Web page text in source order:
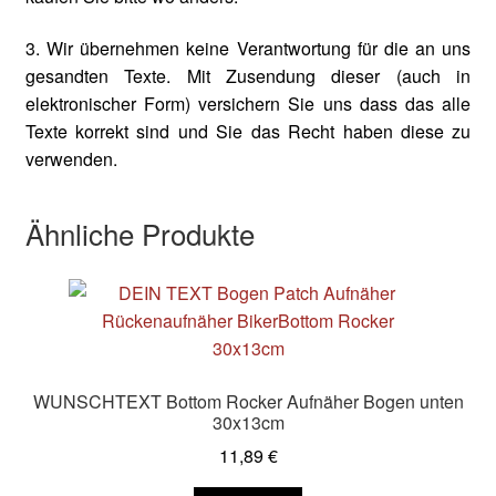
3. Wir übernehmen keine Verantwortung für die an uns
gesandten Texte. Mit Zusendung dieser (auch in
elektronischer Form) versichern Sie uns dass das alle
Texte korrekt sind und Sie das Recht haben diese zu
verwenden.
Ähnliche Produkte
WUNSCHTEXT Bottom Rocker Aufnäher Bogen unten
30x13cm
11,89€